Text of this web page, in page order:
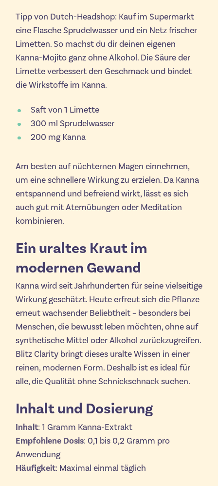
Tipp von Dutch-Headshop: Kauf im Supermarkt
eine Flasche Sprudelwasser und ein Netz frischer
Limetten. So machst du dir deinen eigenen
Kanna-Mojito ganz ohne Alkohol. Die Säure der
Limette verbessert den Geschmack und bindet
die Wirkstoffe im Kanna.
Saft von 1 Limette
300 ml Sprudelwasser
200 mg Kanna
Am besten auf nüchternen Magen einnehmen,
um eine schnellere Wirkung zu erzielen. Da Kanna
entspannend und befreiend wirkt, lässt es sich
auch gut mit Atemübungen oder Meditation
kombinieren.
Ein uraltes Kraut im
modernen Gewand
Kanna wird seit Jahrhunderten für seine vielseitige
Wirkung geschätzt. Heute erfreut sich die Pflanze
erneut wachsender Beliebtheit – besonders bei
Menschen, die bewusst leben möchten, ohne auf
synthetische Mittel oder Alkohol zurückzugreifen.
Blitz Clarity bringt dieses uralte Wissen in einer
reinen, modernen Form. Deshalb ist es ideal für
alle, die Qualität ohne Schnickschnack suchen.
Inhalt und Dosierung
Inhalt: 1 Gramm Kanna-Extrakt
Empfohlene Dosis: 0,1 bis 0,2 Gramm pro
Anwendung
Häufigkeit: Maximal einmal täglich